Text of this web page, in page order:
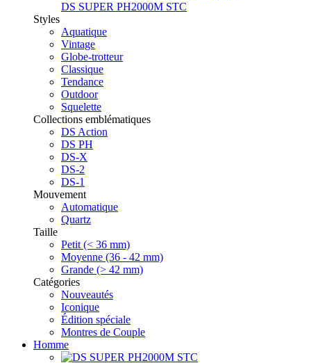
DS SUPER PH2000M STC
Styles
Aquatique
Vintage
Globe-trotteur
Classique
Tendance
Outdoor
Squelette
Collections emblématiques
DS Action
DS PH
DS-X
DS-2
DS-1
Mouvement
Automatique
Quartz
Taille
Petit (< 36 mm)
Moyenne (36 - 42 mm)
Grande (> 42 mm)
Catégories
Nouveautés
Iconique
Édition spéciale
Montres de Couple
Homme